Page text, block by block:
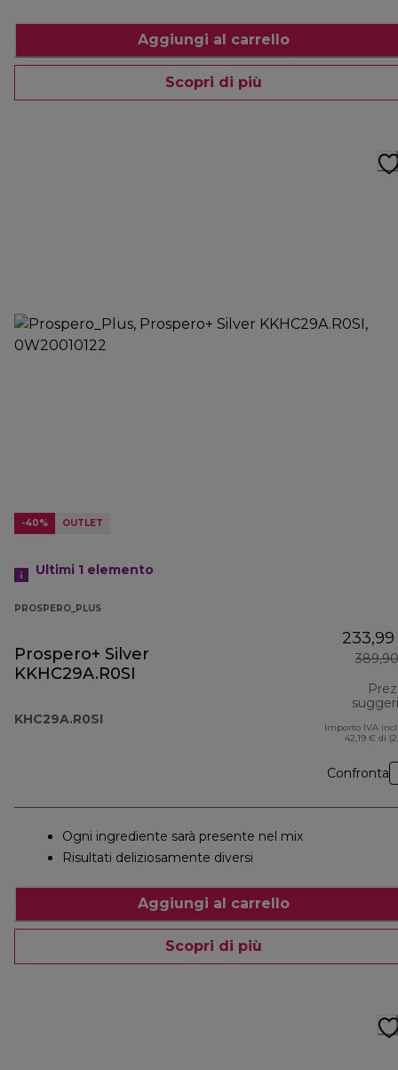
Aggiungi al carrello
Scopri di più
-40% OUTLET
Ultimi 1 elemento
PROSPERO_PLUS
Prospero+ Silver
KKHC29A.R0SI
KHC29A.R0SI
Importo IVA
42,19 € di
Confronta
Ogni ingrediente sarà presente nel mix
Risultati deliziosamente diversi
Aggiungi al carrello
Scopri di più